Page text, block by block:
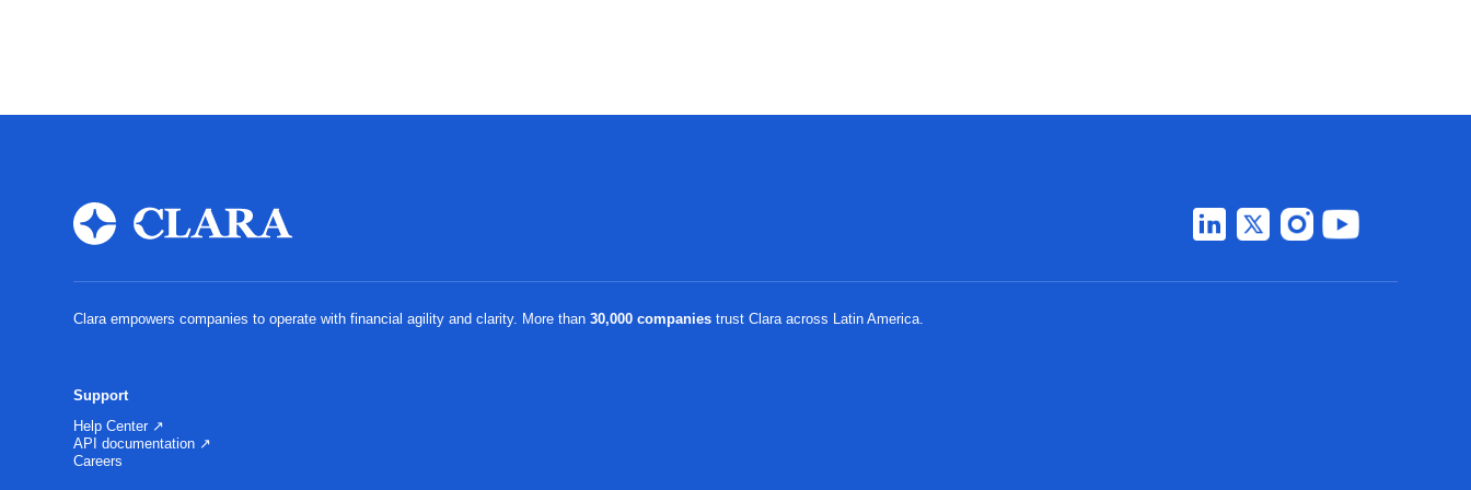
Clara empowers companies to operate with financial agility and clarity. More than30,000 companiestrust Clara across Latin America.
Support
Help Center ↗
API documentation ↗
Careers